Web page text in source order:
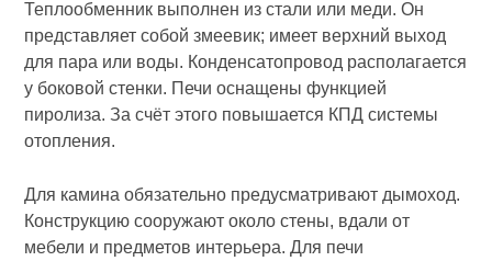
Теплообменник выполнен из стали или меди. Он
представляет собой змеевик; имеет верхний выход
для пара или воды. Конденсатопровод располагается
у боковой стенки. Печи оснащены функцией
пиролиза. За счёт этого повышается КПД системы
отопления.
Для камина обязательно предусматривают дымоход.
Конструкцию сооружают около стены, вдали от
мебели и предметов интерьера. Для печи